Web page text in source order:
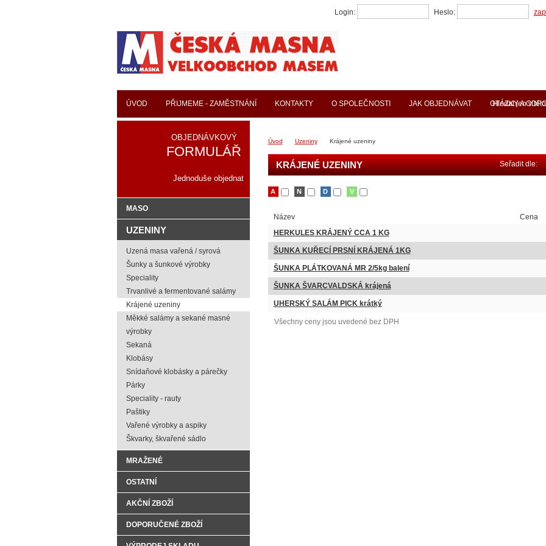
ÚVOD PŘIJMEME - ZAMĚSTNÁNÍ KONTAKTY O SPOLEČNOSTI JAK OBJEDNÁVAT OTÁZKY A
Login: Heslo:
Hledat jen v
Úvod Uzeniny Krájené uzeniny
KRÁJENÉ UZENINY Seřadit dle:
A N D V
Název Cena
HERKULES KRÁJENÝ CCA 1 KG
ŠUNKA KUŘECÍ PRSNÍ KRÁJENÁ 1KG
ŠUNKA PLÁTKOVANÁ MR 2/5kg balení
ŠUNKA ŠVARCVALDSKÁ krájená
UHERSKÝ SALÁM PICK krátký
Všechny ceny jsou uvedené bez DPH
OBJEDNÁVKOVÝ
FORMULÁŘ
Jednoduše objednat
MASO
UZENINY
Uzená masa vařená / syrová
Šunky a šunkové výrobky
Speciality
Trvanlivé a fermentované salámy
Krájené uzeniny
Měkké salámy a sekané masné
výrobky
Sekaná
Klobásy
Snídaňové klobásky a párečky
Párky
Speciality - rauty
Paštiky
Vařené výrobky a aspiky
Škvarky, škvařené sádlo
MRAŽENÉ
OSTATNÍ
AKČNÍ ZBOŽÍ
DOPORUČENÉ ZBOŽÍ